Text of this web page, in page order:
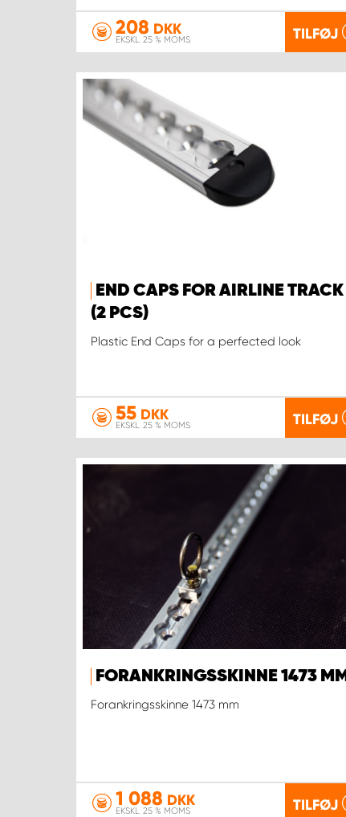
208 DKK
EKSKL. 25 % MOMS TILFØJ
END CAPS FOR AIRLINE TRACK
(2 PCS)
Plastic End Caps for a perfected look
55 DKK
EKSKL. 25 % MOMS TILFØJ
FORANKRINGSSKINNE 1473 MM
Forankringsskinne 1473 mm
1 088 DKK
EKSKL. 25 % MOMS TILFØJ